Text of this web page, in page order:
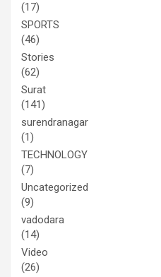
(17)
SPORTS
(46)
Stories
(62)
Surat
(141)
surendranagar
(1)
TECHNOLOGY
(7)
Uncategorized
(9)
vadodara
(14)
Video
(26)